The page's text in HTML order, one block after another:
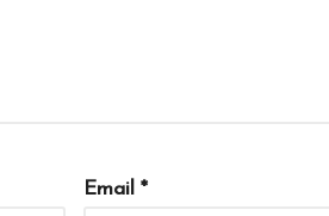
Email *